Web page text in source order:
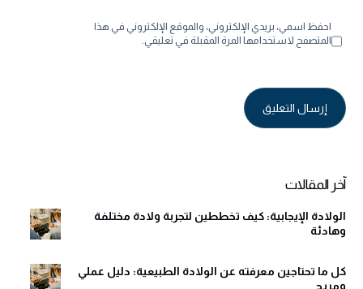
احفظ اسمي، بريدي الإلكتروني، والموقع الإلكتروني في هذا
المتصفح لاستخدامها المرة المقبلة في تعليقي.
آخر المقالات
الولادة الإيجابية: كيف تخططين لتجربة ولادة مختلفة
وهادئة
كل ما تحتاجين معرفته عن الولادة الطبيعية: دليل عملي
ومريح